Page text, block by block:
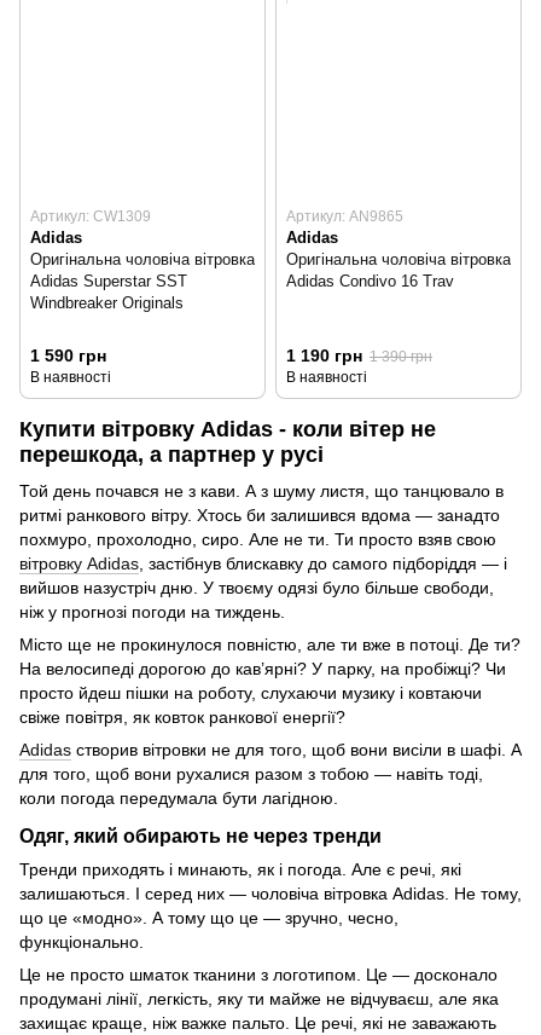
Артикул: CW1309
Adidas
Оригінальна чоловіча вітровка
Adidas Superstar SST
Windbreaker Originals
1 590 грн
В наявності
Артикул: AN9865
Adidas
Оригінальна чоловіча вітровка
Adidas Condivo 16 Trav
1 190 грн 1 390 грн
В наявності
Купити вітровку Adidas - коли вітер не
перешкода, а партнер у русі
Той день почався не з кави. А з шуму листя, що танцювало в
ритмі ранкового вітру. Хтось би залишився вдома — занадто
похмуро, прохолодно, сиро. Але не ти. Ти просто взяв свою
вітровку Adidas , застібнув блискавку до самого підборіддя — і
вийшов назустріч дню. У твоєму одязі було більше свободи,
ніж у прогнозі погоди на тиждень.
Місто ще не прокинулося повністю, але ти вже в потоці. Де ти?
На велосипеді дорогою до кав’ярні? У парку, на пробіжці? Чи
просто йдеш пішки на роботу, слухаючи музику і ковтаючи
свіже повітря, як ковток ранкової енергії?
Adidas створив вітровки не для того, щоб вони висіли в шафі. А
для того, щоб вони рухалися разом з тобою — навіть тоді,
коли погода передумала бути лагідною.
Одяг, який обирають не через тренди
Тренди приходять і минають, як і погода. Але є речі, які
залишаються. І серед них — чоловіча вітровка Adidas. Не тому,
що це «модно». А тому що це — зручно, чесно,
функціонально.
Це не просто шматок тканини з логотипом. Це — досконало
продумані лінії, легкість, яку ти майже не відчуваєш, але яка
захищає краще, ніж важке пальто. Це речі, які не заважають